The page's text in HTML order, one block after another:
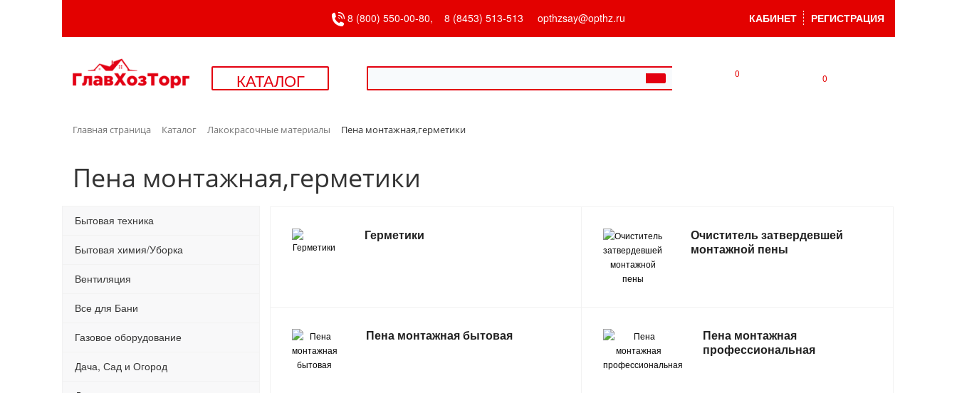
8 (800) 550-00-80, 8 (8453) 513-513 opthzsay@opthz.ru КАБИНЕТ РЕГИСТРАЦИЯ
КАТАЛОГ 0 0
Главная страница Каталог Лакокрасочные материалы Пена монтажная,герметики
Пена монтажная,герметики
Бытовая техника
Бытовая химия/Уборка
Вентиляция
Все для Бани
Газовое оборудование
Дача, Сад и Огород
Герметики
Очиститель затвердевшей
монтажной пены
Пена монтажная бытовая
Пена монтажная
профессиональная